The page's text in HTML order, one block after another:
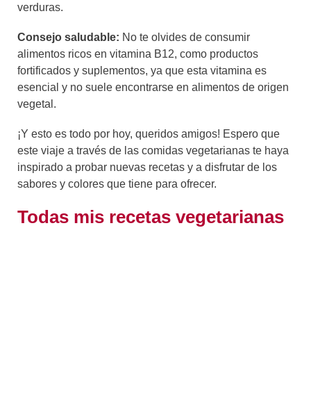
verduras.
Consejo saludable: No te olvides de consumir
alimentos ricos en vitamina B12, como productos
fortificados y suplementos, ya que esta vitamina es
esencial y no suele encontrarse en alimentos de origen
vegetal.
¡Y esto es todo por hoy, queridos amigos! Espero que
este viaje a través de las comidas vegetarianas te haya
inspirado a probar nuevas recetas y a disfrutar de los
sabores y colores que tiene para ofrecer.
Todas mis recetas vegetarianas